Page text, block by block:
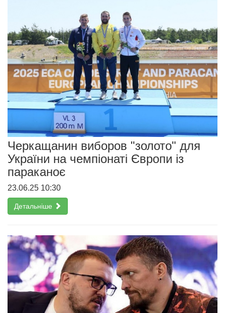
Черкащанин виборов "золото" для
України на чемпіонаті Європи із
параканоє
23.06.25 10:30
Детальніше